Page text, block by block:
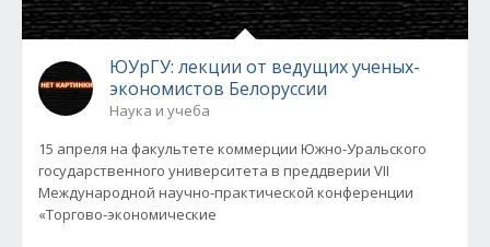
ЮУрГУ: лекции от ведущих ученых-
экономистов Белоруссии
Наука и учеба
15 апреля на факультете коммерции Южно-Уральского
государственного университета в преддверии VII
Международной научно-практической конференции
«Торгово-экономические